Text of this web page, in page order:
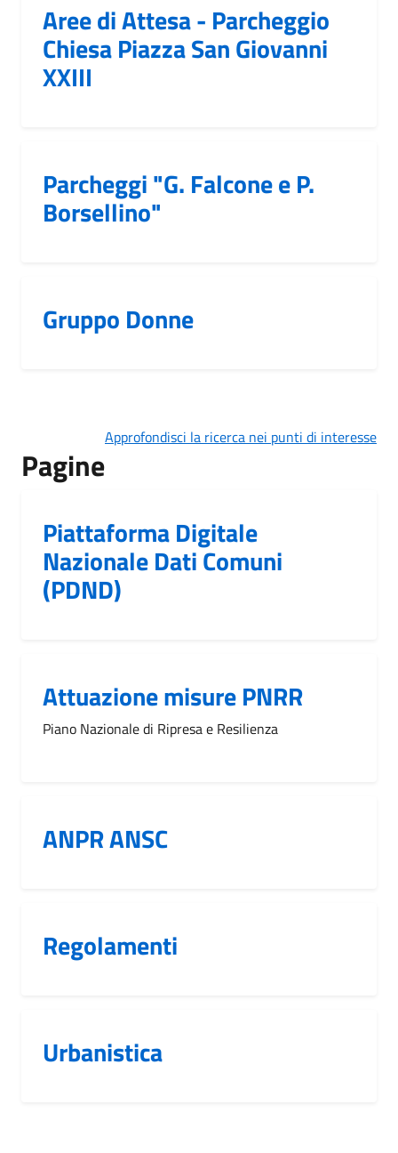
Aree di Attesa - Parcheggio
Chiesa Piazza San Giovanni
XXIII
Parcheggi "G. Falcone e P.
Borsellino"
Gruppo Donne
Approfondisci la ricerca nei punti di interesse
Pagine
Piattaforma Digitale
Nazionale Dati Comuni
(PDND)
Attuazione misure PNRR
Piano Nazionale di Ripresa e Resilienza
ANPR ANSC
Regolamenti
Urbanistica